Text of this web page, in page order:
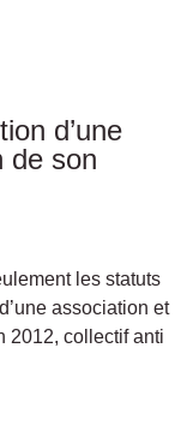
d’une
de son
les statuts
association et
2012, collectif anti